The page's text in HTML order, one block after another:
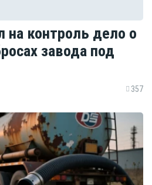
на контроль дело о
завода под
357